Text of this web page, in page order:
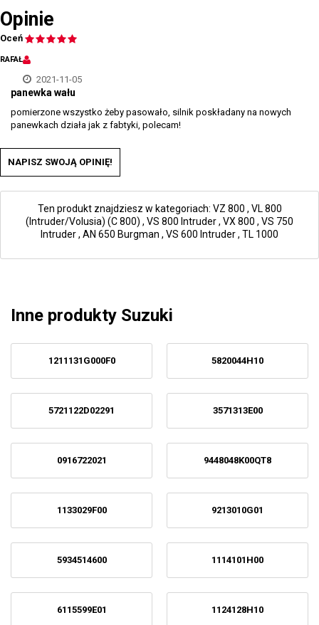
Opinie
Oceń
RAFAŁ
2021-11-05
panewka wału
pomierzone wszystko żeby pasowało, silnik poskładany na nowych
panewkach działa jak z fabtyki, polecam!
NAPISZ SWOJĄ OPINIĘ!
Ten produkt znajdziesz w kategoriach: VZ 800 , VL 800
(Intruder/Volusia) (C 800) , VS 800 Intruder, VX 800 , VS 750
Intruder, AN 650 Burgman , VS 600 Intruder, TL 1000
Inne produkty Suzuki
1211131G000F0 5820044H10
5721122D02291 3571313E00
0916722021 9448048K00QT8
1133029F00 9213010G01
5934514600 1114101H00
6115599E01 1124128H10